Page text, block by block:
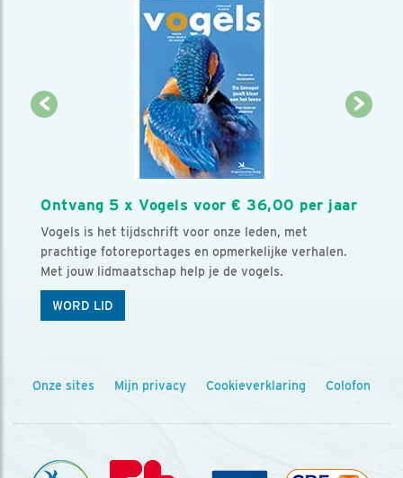
Ontvang 5 x Vogels voor € 36,00 per jaar
Vogels is het tijdschrift voor onze leden, met
prachtige fotoreportages en opmerkelijke verhalen.
Met jouw lidmaatschap help je de vogels.
WORD LID
Onze sites Mijn privacy Cookieverklaring Colofon